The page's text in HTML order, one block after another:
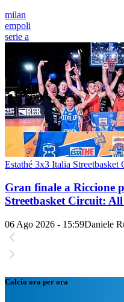
milan
empoli
serie a
Estathé 3x3 Italia Streetbasket
Gran finale a Riccione
Streetbasket Circuit:
06 Ago 2026 - 15:59Daniele
Calcio ora per ora